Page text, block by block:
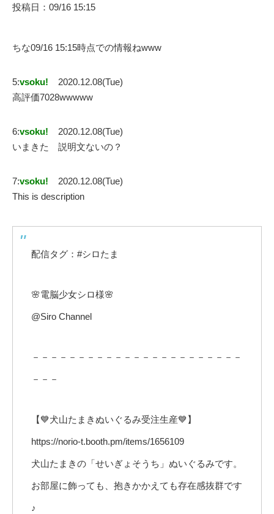
投稿日：09/16 15:15
ちな09/16 15:15時点での情報ねwww
5:vsoku!
2020.12.08(Tue)
高評価7028wwwww
6:vsoku!
2020.12.08(Tue)
いまきた 説明文ないの？
7:vsoku!
2020.12.08(Tue)
This is description
配信タグ：#シロたま
🌸電脳少女シロ様🌸
@Siro Channel
－－－－－－－－－－－－－－－－－－－－－－－
－－－
【💙犬山たまきぬいぐるみ受注生産💙】
https://norio-t.booth.pm/items/1656109
犬山たまきの「せいぎょそうち」ぬいぐるみです。
お部屋に飾っても、抱きかかえても存在感抜群です
♪